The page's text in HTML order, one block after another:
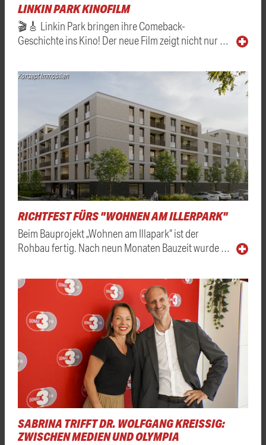
LINKIN PARK KINOFILM
🎬🎸 Linkin Park bringen ihre Comeback-
Geschichte ins Kino! Der neue Film zeigt nicht nur …
Konzept Immobilien
RICHTFEST FÜRS "WOHNEN AM ILLERPARK"
Beim Bauprojekt „Wohnen am Illapark“ ist der
Rohbau fertig. Nach neun Monaten Bauzeit wurde …
SABRINA TRIFFT DR. WOLFGANG KREISSIG: Z
WISCHEN MEDIEN UND OLYMPIA